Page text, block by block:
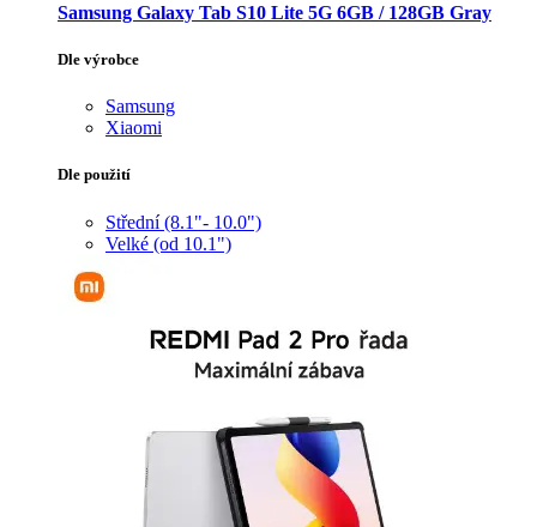
Samsung Galaxy Tab S10 Lite 5G 6GB / 128GB Gray
Dle výrobce
Samsung
Xiaomi
Dle použití
Střední (8.1"- 10.0")
Velké (od 10.1")